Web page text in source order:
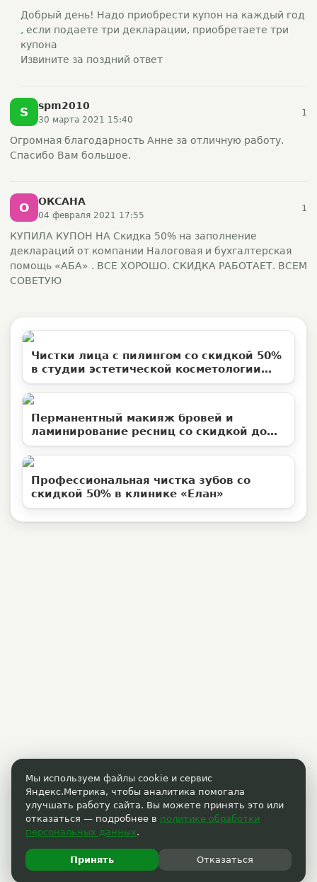
Добрый день! Надо приобрести купон на каждый год
, если подаете три декларации, приобретаете три
купона
Извините за поздний ответ
S spm2010
30 марта 2021 15:40
1
Огромная благодарность Анне за отличную работу.
Спасибо Вам большое.
О ОКСАНА
04 февраля 2021 17:55
1
КУПИЛА КУПОН НА Скидка 50% на заполнение
деклараций от компании Налоговая и бухгалтерская
помощь «АБА» . ВСЕ ХОРОШО. СКИДКА РАБОТАЕТ. ВСЕМ
СОВЕТУЮ
Чистки лица с пилингом со скидкой 50%
в студии эстетической косметологии
«Территория ВуМен»
Перманентный макияж бровей и
ламинирование ресниц со скидкой до
50%
Профессиональная чистка зубов со
скидкой 50% в клинике «Елан»
Мы используем файлы cookie и сервис
Яндекс.Метрика, чтобы аналитика помогала
улучшать работу сайта. Вы можете принять это или
отказаться — подробнее в политике обработки
персональных данных.
Принять Отказаться